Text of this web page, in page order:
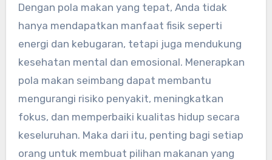
Dengan pola makan yang tepat, Anda tidak
hanya mendapatkan manfaat fisik seperti
energi dan kebugaran, tetapi juga mendukung
kesehatan mental dan emosional. Menerapkan
pola makan seimbang dapat membantu
mengurangi risiko penyakit, meningkatkan
fokus, dan memperbaiki kualitas hidup secara
keseluruhan. Maka dari itu, penting bagi setiap
orang untuk membuat pilihan makanan yang